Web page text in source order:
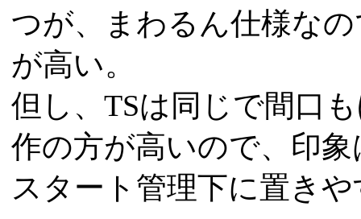
つが、まわるん仕様な
が高い。
但し、TSは同じで間口
作の方が高いので、印
スタート管理下に置き